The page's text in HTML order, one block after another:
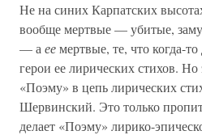
Не на синих Карпатских
вообще мертвые — убитые,
— а еемертвые, те, что когда-
герои ее лирических стихов.
«Поэму» в цепь лирических
Шервинский. Это только
делает «Поэму» лирико-